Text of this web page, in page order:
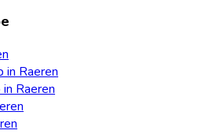
Raeren
Raeren